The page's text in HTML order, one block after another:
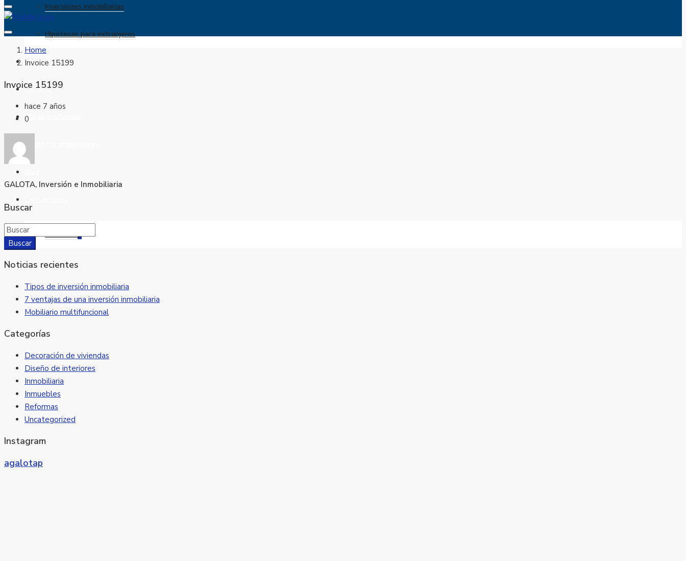
Inversiones inmobiliarias
Hipotecas para extranjeros
Alquilar
Comprar
Obras y reformas
Todas las propiedades
Favoritos0
Home
Invoice 15199
Invoice 15199
hace 7 años
0
GALOTA, Inversión e Inmobiliaria
Buscar
Buscar
Noticias recientes
Tipos de inversión inmobiliaria
7 ventajas de una inversión inmobiliaria
Mobiliario multifuncional
Categorías
Decoración de viviendas
Diseño de interiores
Inmobiliaria
Inmuebles
Reformas
Uncategorized
Instagram
agalotap